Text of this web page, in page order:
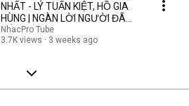
NHẤT - LÝ TUẤN KIỆT, HỒ GIA
HÙNG | NGÀN LỜI NGƯỜI ĐÃ
NÓI KHÔNG SAI ....
NhacPro Tube
3.7K views
3 weeks ago